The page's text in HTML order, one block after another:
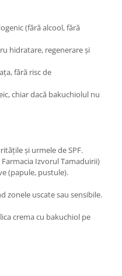
(fără alcool, fără
hidratare, regenerare și
fără risc de
chiar dacă bakuchiolul nu
și urmele de SPF.
Izvorul Tamaduirii)
(papule, pustule).
zonele uscate sau sensibile.
crema cu bakuchiol pe